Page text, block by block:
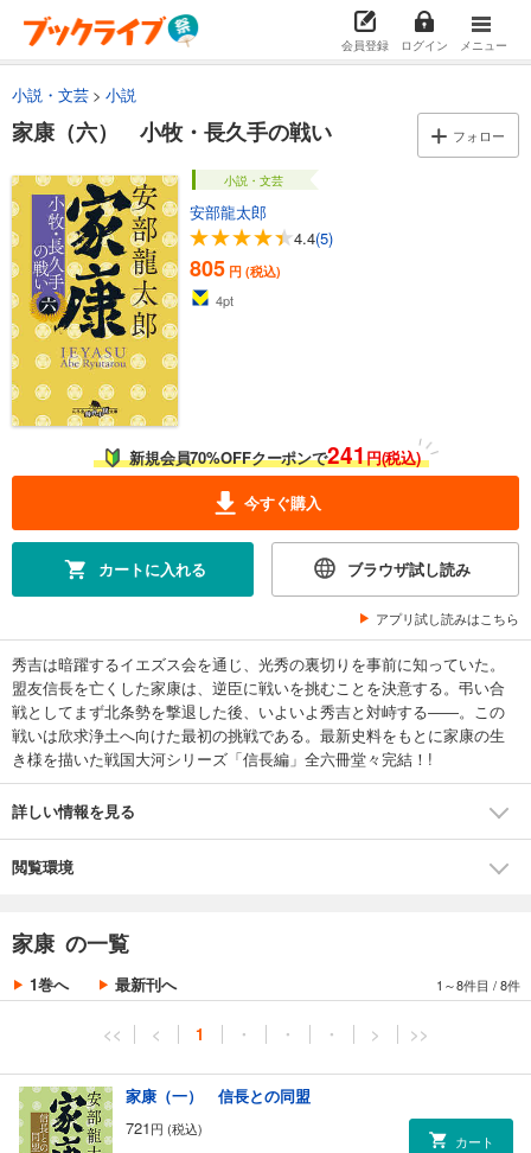
会員登録 ログイン メニュー
小説・文芸 小説
家康（六） 小牧・長久手の戦い フォロー
小説・文芸
安部龍太郎
4.4(5)
805 円 (税込)
4pt
新規会員70%OFFクーポンで241円(税込)
今すぐ購入
カートに入れる ブラウザ試し読み
アプリ試し読みはこちら
秀吉は暗躍するイエズス会を通じ、光秀の裏切りを事前に知っていた。
盟友信長を亡くした家康は、逆臣に戦いを挑むことを決意する。弔い合
戦としてまず北条勢を撃退した後、いよいよ秀吉と対峙する――。この
戦いは欣求浄土へ向けた最初の挑戦である。最新史料をもとに家康の生
き様を描いた戦国大河シリーズ「信長編」全六冊堂々完結！!
詳しい情報を見る
閲覧環境
家康 の一覧
1巻へ 最新刊へ 1～8件目 /8件
<< < 1 ・ ・ ・ > >>
家康（一） 信長との同盟
721円 (税込)
カート